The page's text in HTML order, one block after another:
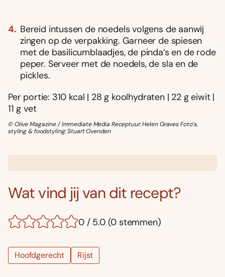
Bereid intussen de noedels volgens de aanwĳ
zingen op de verpakking. Garneer de spiesen
met de basilicumblaadjes, de pinda’s en de rode
peper. Serveer met de noedels, de sla en de
pickles.
Per portie: 310 kcal | 28 g koolhydraten | 22 g eiwit |
11 g vet
© Olive Magazine / Immediate Media Receptuur: Helen Graves Foto’s,
styling & foodstyling: Stuart Ovenden
Wat vind jij van dit recept?
0 / 5.0 (0 stemmen)
Hoofdgerecht Rijst